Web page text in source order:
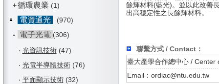
+循環農業 (1)
電資通光 (970)
- 電子光電 (306)
‧ 光資訊技術(47)
‧ 光電半導體技術(76)
‧ 平面顯示技術(32)
餘輝材料(藍光)。並以此改善
出高穩定性之長餘輝材料。
聯繫方式 / Contact：
臺大產學合作總中心 /
Email：ordiac@ntu.edu.tw